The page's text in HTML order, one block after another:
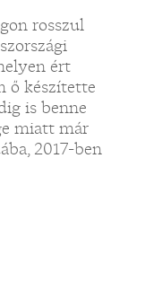
rosszul
ért
ő készítette
is benne
miatt már
2017-ben